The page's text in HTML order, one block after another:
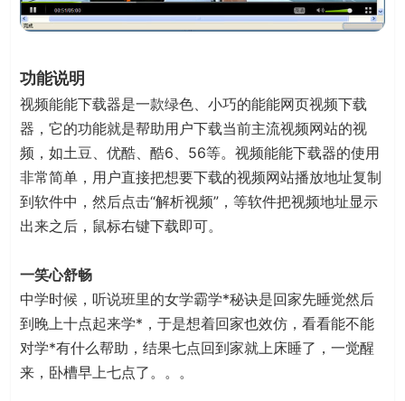
功能说明
视频能能下载器是一款绿色、小巧的能能网页视频下载
器，它的功能就是帮助用户下载当前主流视频网站的视
频，如土豆、优酷、酷6、56等。视频能能下载器的使用
非常简单，用户直接把想要下载的视频网站播放地址复制
到软件中，然后点击“解析视频”，等软件把视频地址显示
出来之后，鼠标右键下载即可。
一笑心舒畅
中学时候，听说班里的女学霸学*秘诀是回家先睡觉然后
到晚上十点起来学*，于是想着回家也效仿，看看能不能
对学*有什么帮助，结果七点回到家就上床睡了，一觉醒
来，卧槽早上七点了。。。